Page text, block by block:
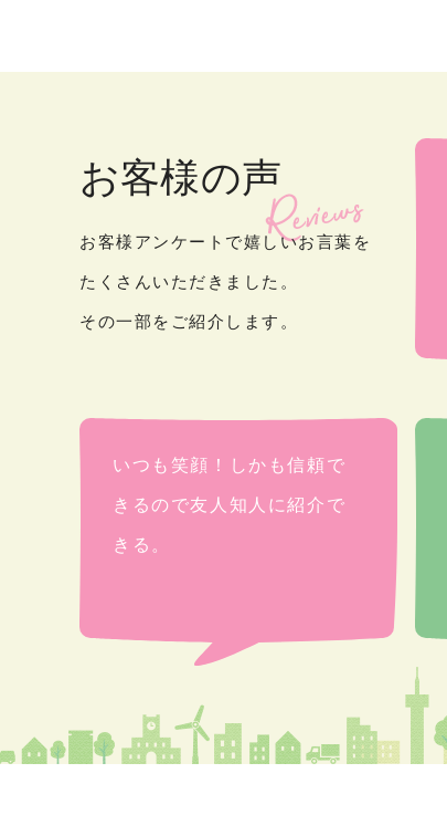
お客様の声
お客様アンケートで嬉しいお言葉を
たくさんいただきました。
その一部をご紹介します。
いつも笑顔！しかも信頼で
きるので友人知人に紹介で
きる。